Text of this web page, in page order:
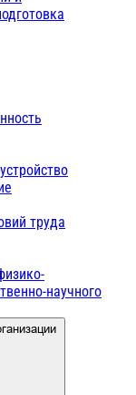
труда
научного